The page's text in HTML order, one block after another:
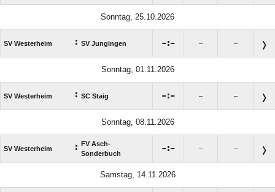
Sonntag, 25.10.2026
SV Westerheim : SV Jungingen : – –
Sonntag, 01.11.2026
SV Westerheim : SC Staig : – –
Sonntag, 08.11.2026
SV Westerheim : FV Asch-
Sonderbuch
: – –
Samstag, 14.11.2026